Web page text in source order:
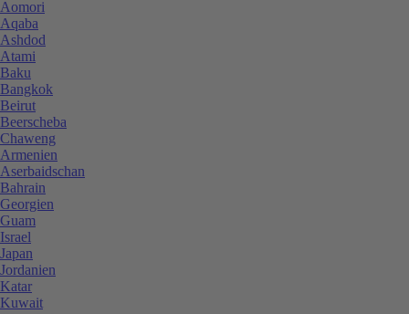
Aomori
Aqaba
Ashdod
Atami
Baku
Bangkok
Beirut
Beerscheba
Chaweng
Armenien
Aserbaidschan
Bahrain
Georgien
Guam
Israel
Japan
Jordanien
Katar
Kuwait